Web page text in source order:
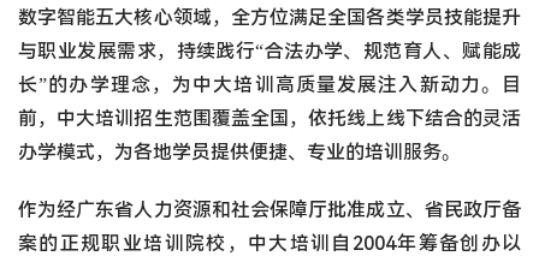
数字智能五大核心领域，全方位满足全国各类学员技能提升
与职业发展需求，持续践行“合法办学、规范育人、赋能成
长”的办学理念，为中大培训高质量发展注入新动力。目
前，中大培训招生范围覆盖全国，依托线上线下结合的灵活
办学模式，为各地学员提供便捷、专业的培训服务。
作为经广东省人力资源和社会保障厅批准成立、省民政厅备
案的正规职业培训院校，中大培训自2004年筹备创办以